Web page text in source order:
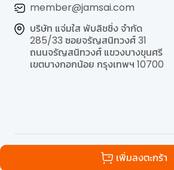
เพิ่มลงตะกร้า
member@jamsai.com
บริษัท แจ่มใส พับลิชชิ่ง จำกัด
285/33 ซอยจรัญสนิทวงศ์ 31
ถนนจรัญสนิทวงศ์ แขวงบางขุนศรี
เขตบางกอกน้อย กรุงเทพฯ 10700
All Rights Reserved | Powered by